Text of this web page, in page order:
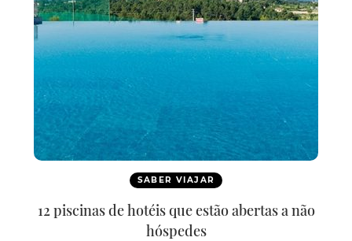
SABER VIAJAR
12 piscinas de hotéis que estão abertas a não
hóspedes